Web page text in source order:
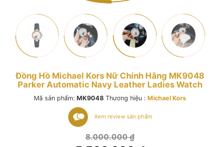
Đồng Hồ Michael Kors Nữ Chính Hãng MK9048
Parker Automatic Navy Leather Ladies Watch
Mã sản phẩm: MK9048 Thương hiệu : Michael Kors
Xem review sản phẩm
8.000.000₫Giá